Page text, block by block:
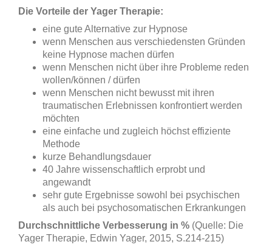
Die Vorteile der Yager Therapie:
eine gute Alternative zur Hypnose
wenn Menschen aus verschiedensten Gründen
keine Hypnose machen dürfen
wenn Menschen nicht über ihre Probleme reden
wollen/können / dürfen
wenn Menschen nicht bewusst mit ihren
traumatischen Erlebnissen konfrontiert werden
möchten
eine einfache und zugleich höchst effiziente
Methode
kurze Behandlungsdauer
40 Jahre wissenschaftlich erprobt und
angewandt
sehr gute Ergebnisse sowohl bei psychischen
als auch bei psychosomatischen Erkrankungen
Durchschnittliche Verbesserung in % (Quelle: Die
Yager Therapie, Edwin Yager, 2015, S.214-215)